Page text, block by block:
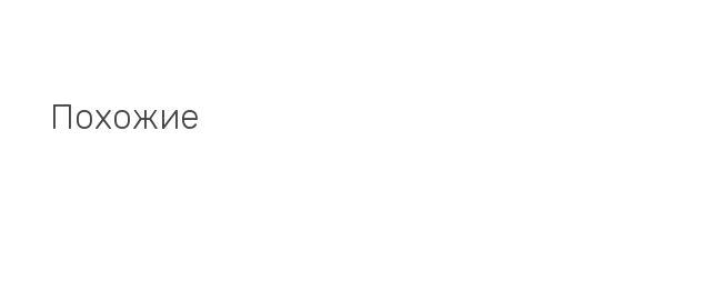
Похожие